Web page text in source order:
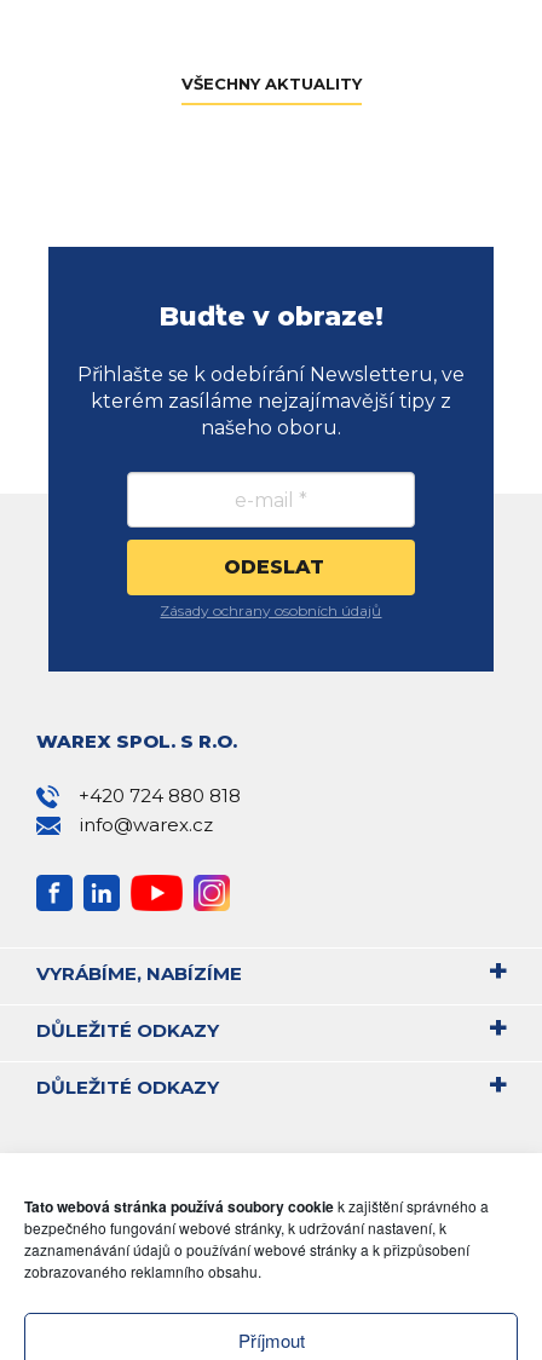
Tato webová stránka používá soubory cookiek zajištění správného a
bezpečného fungování webové stránky, k udržování nastavení, k
zaznamenávání údajů o používání webové stránky a k přizpůsobení
zobrazovaného reklamního obsahu.
Příjmout
VŠECHNY AKTUALITY
Buďte v obraze!
Přihlašte se k odebírání Newsletteru, ve
kterém zasíláme nejzajímavější tipy z
našeho oboru.
Zásady ochrany osobních údajů
WAREX SPOL. S R.O.
+420 724 880 818
info@warex.cz
VYRÁBÍME, NABÍZÍME
DŮLEŽITÉ ODKAZY
DŮLEŽITÉ ODKAZY